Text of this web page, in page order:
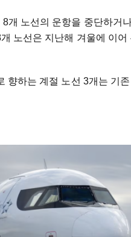
개 노선의 운항을 중단하거
노선은 지난해 겨울에 이어
향하는 계절 노선 3개는 기